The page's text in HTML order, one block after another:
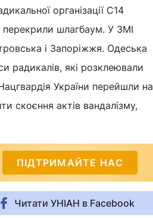
організації С14
перекрили шлагбаум. У ЗМІ
і Запоріжжя. Одеська
радикалів, які розклеювали
України перейшли на
скоєння актів вандалізму,
ПІДТРИМАЙТЕ НАС
Читати УНІАН в Facebook